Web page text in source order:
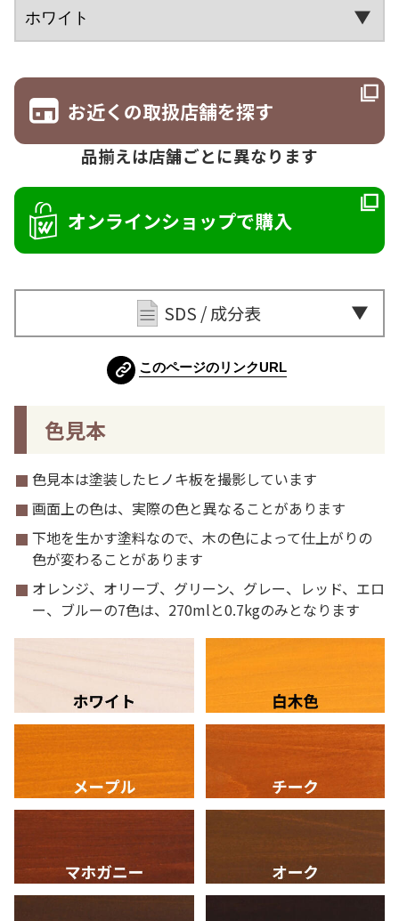
お近くの取扱店舗を探す
品揃えは店舗ごとに異なります
オンラインショップで購入
SDS / 成分表
このページのリンクURL
色見本
色見本は塗装したヒノキ板を撮影しています
画面上の色は、実際の色と異なることがあります
下地を生かす塗料なので、木の色によって仕上がりの
色が変わることがあります
オレンジ、オリーブ、グリーン、グレー、レッド、エロ
ー、ブルーの7色は、270mlと0.7kgのみとなります